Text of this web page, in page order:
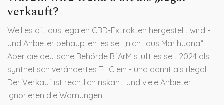
verkauft?
Weil es oft aus legalen CBD-Extrakten hergestellt wird -
und Anbieter behaupten, es sei „nicht aus Marihuana“.
Aber die deutsche Behörde BfArM stuft es seit 2024 als
synthetisch verändertes THC ein - und damit als illegal.
Der Verkauf ist rechtlich riskant, und viele Anbieter
ignorieren die Warnungen.